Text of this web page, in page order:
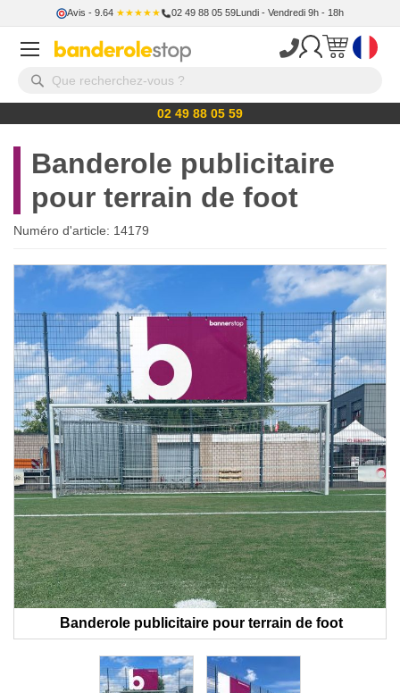
Avis - 9.64 ★★★★★ 02 49 88 05 59Lundi - Vendredi 9h - 18h
02 49 88 05 59
Banderole publicitaire
pour terrain de foot
Numéro d'article: 14179
Skip
the
end
of
the
images
gallery
Banderole publicitaire pour terrain de foot